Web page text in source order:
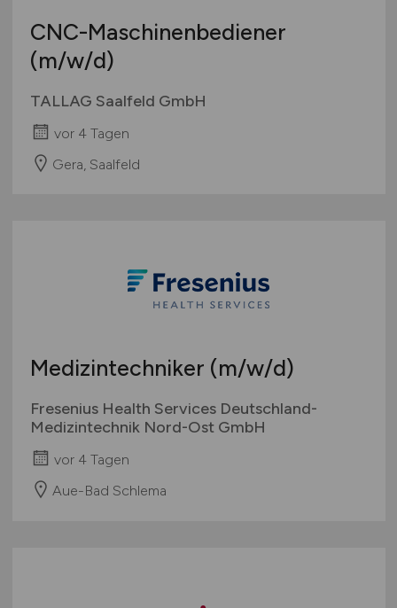
CNC-Maschinenbediener
(m/w/d)
TALLAG Saalfeld GmbH
vor 4 Tagen
Gera, Saalfeld
Medizintechniker (m/w/d)
Fresenius Health Services Deutschland-
Medizintechnik Nord-Ost GmbH
vor 4 Tagen
Aue-Bad Schlema